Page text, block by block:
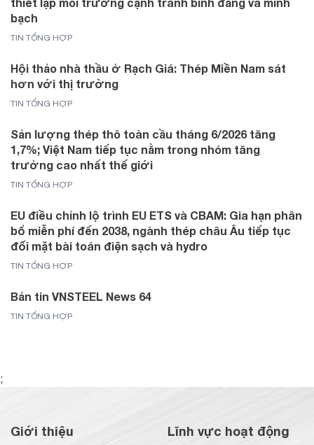
bạch
TIN TỔNG HỢP
Hội thảo nhà thầu ở Rạch Giá: Thép Miền Nam sát
hơn với thị trường
TIN TỔNG HỢP
Sản lượng thép thô toàn cầu tháng 6/2026 tăng
1,7%; Việt Nam tiếp tục nằm trong nhóm tăng
trưởng cao nhất thế giới
TIN TỔNG HỢP
EU điều chỉnh lộ trình EU ETS và CBAM: Gia hạn phân
bổ miễn phí đến 2038, ngành thép châu Âu tiếp tục
đối mặt bài toán điện sạch và hydro
TIN TỔNG HỢP
Bản tin VNSTEEL News 64
TIN TỔNG HỢP
;
Giới thiệu Lĩnh vực hoạt động